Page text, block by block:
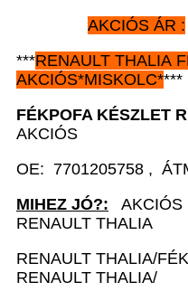
AKCIÓS ÁR :
***RENAULT THALIA
AKCIÓS*MISKOLC****
FÉKPOFA KÉSZLET
AKCIÓS
OE: 7701205758 ,
MIHEZ JÓ?: AKCIÓS
RENAULT THALIA
RENAULT THALIA/
RENAULT THALIA/